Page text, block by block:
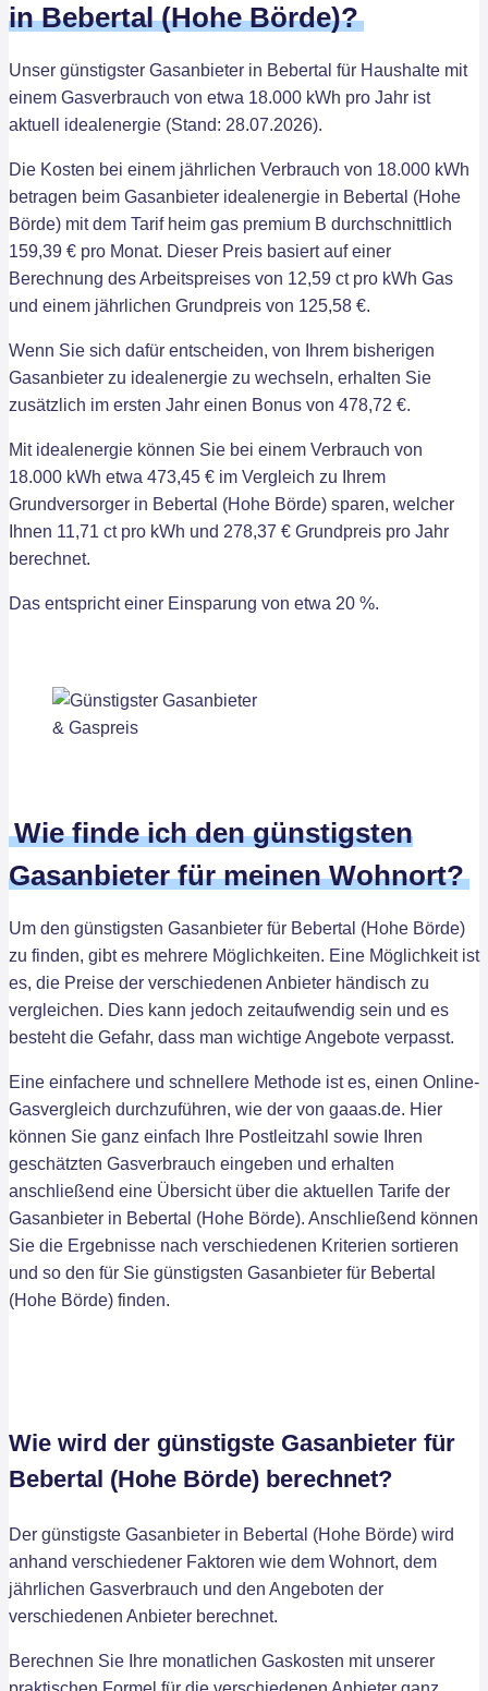
in Bebertal (Hohe Börde)?
Unser günstigster Gasanbieter in Bebertal für Haushalte mit
einem Gasverbrauch von etwa 18.000 kWh pro Jahr ist
aktuell idealenergie (Stand: 28.07.2026).
Die Kosten bei einem jährlichen Verbrauch von 18.000 kWh
betragen beim Gasanbieter idealenergie in Bebertal (Hohe
Börde) mit dem Tarif heim gas premium B durchschnittlich
159,39 € pro Monat. Dieser Preis basiert auf einer
Berechnung des Arbeitspreises von 12,59 ct pro kWh Gas
und einem jährlichen Grundpreis von 125,58 €.
Wenn Sie sich dafür entscheiden, von Ihrem bisherigen
Gasanbieter zu idealenergie zu wechseln, erhalten Sie
zusätzlich im ersten Jahr einen Bonus von 478,72 €.
Mit idealenergie können Sie bei einem Verbrauch von
18.000 kWh etwa 473,45 € im Vergleich zu Ihrem
Grundversorger in Bebertal (Hohe Börde) sparen, welcher
Ihnen 11,71 ct pro kWh und 278,37 € Grundpreis pro Jahr
berechnet.
Das entspricht einer Einsparung von etwa 20 %.
Wie finde ich den günstigsten
Gasanbieter für meinen Wohnort?
Um den günstigsten Gasanbieter für Bebertal (Hohe Börde)
zu finden, gibt es mehrere Möglichkeiten. Eine Möglichkeit ist
es, die Preise der verschiedenen Anbieter händisch zu
vergleichen. Dies kann jedoch zeitaufwendig sein und es
besteht die Gefahr, dass man wichtige Angebote verpasst.
Eine einfachere und schnellere Methode ist es, einen Online-
Gasvergleich durchzuführen, wie der von gaaas.de. Hier
können Sie ganz einfach Ihre Postleitzahl sowie Ihren
geschätzten Gasverbrauch eingeben und erhalten
anschließend eine Übersicht über die aktuellen Tarife der
Gasanbieter in Bebertal (Hohe Börde). Anschließend können
Sie die Ergebnisse nach verschiedenen Kriterien sortieren
und so den für Sie günstigsten Gasanbieter für Bebertal
(Hohe Börde) finden.
Wie wird der günstigste Gasanbieter für
Bebertal (Hohe Börde) berechnet?
Der günstigste Gasanbieter in Bebertal (Hohe Börde) wird
anhand verschiedener Faktoren wie dem Wohnort, dem
jährlichen Gasverbrauch und den Angeboten der
verschiedenen Anbieter berechnet.
Berechnen Sie Ihre monatlichen Gaskosten mit unserer